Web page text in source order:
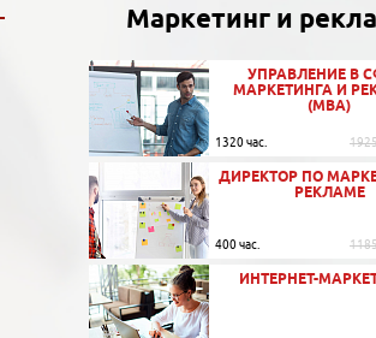
Маркетинг и
УПРАВЛЕНИЕ В
МАРКЕТИНГА И
(MBA)
1320 час.
ДИРЕКТОР ПО
РЕКЛАМЕ
400 час.
ИНТЕРНЕТ-